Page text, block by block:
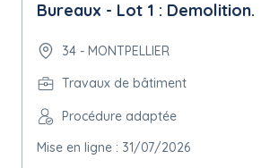
Bureaux - Lot 1 : Demolition.
34 - MONTPELLIER
Travaux de bâtiment
Procédure adaptée
Mise en ligne : 31/07/2026